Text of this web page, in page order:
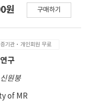
원 구매하기
기관·개인회원 무료
구
신원붕
of MR